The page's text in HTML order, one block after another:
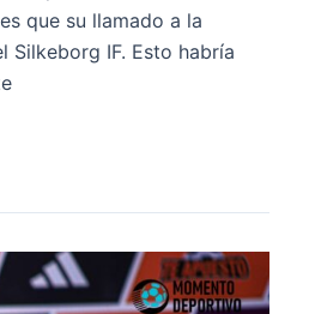
que su llamado a la
Silkeborg IF. Esto habría